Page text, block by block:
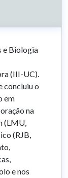
e Biologia
(III-UC).
concluiu o
em
na
(LMU,
(RJB,
e nos